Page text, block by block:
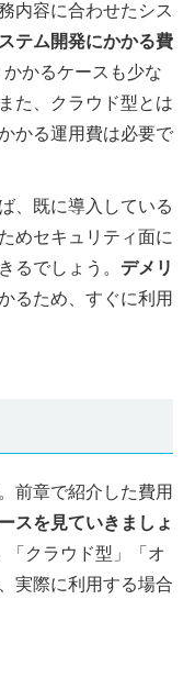
内容に合わせたシス
テム開発にかかる費
かるケースも少な
た、クラウド型とは
かる運用費は必要で
、既に導入している
めセキュリティ面に
るでしょう。 デメリ
るため、すぐに利用
前章で紹介した費用
スを見ていきましょ
「クラウド型」「オ
実際に利用する場合